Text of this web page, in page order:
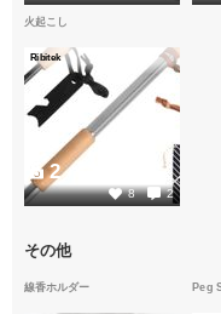
火起こし
Ribitek
8 2
2
その他
線香ホルダー Peg